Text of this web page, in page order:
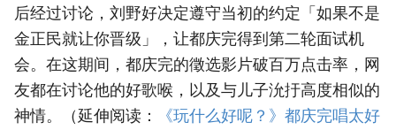
后经过讨论，刘野好决定遵守当初的约定「如果不是
金正民就让你晋级」，让都庆完得到第二轮面试机
会。在这期间，都庆完的徵选影片破百万点击率，网
友都在讨论他的好歌喉，以及与儿子沇扜高度相似的
神情。（延伸阅读：‎
《玩什么好呢？》都庆完唱太好